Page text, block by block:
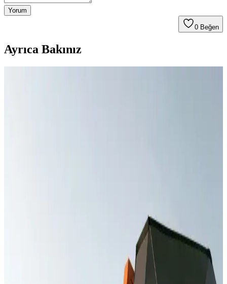
Yorum
0 Beğen
Ayrıca Bakınız
Redmi Note 8 Pro Kasa Değişim Fiyatları ve
Redmi Note 8 Pro kasa değişim maliyetleri genellikle 300-800 TL
arasında değişir. Orijinal parça kullanımı ve güvenilir servis tercih
edilmelidir. Fiyatlar bölge ve servis politikalarına göre farklılık